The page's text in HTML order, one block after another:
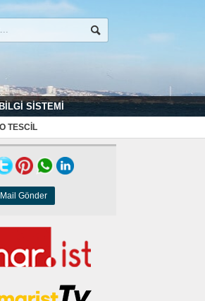
SISTEMI
TESCIL
Gönder